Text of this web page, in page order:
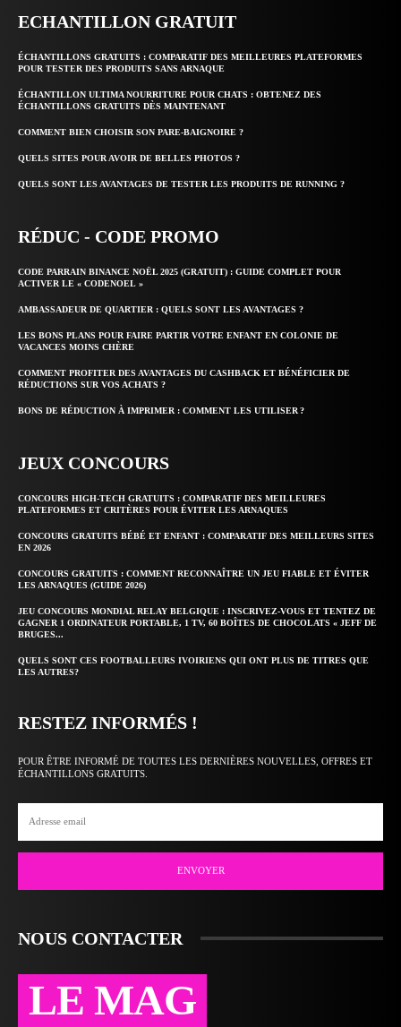
ECHANTILLON GRATUIT
ÉCHANTILLONS GRATUITS : COMPARATIF DES MEILLEURES PLATEFORMES
POUR TESTER DES PRODUITS SANS ARNAQUE
ÉCHANTILLON ULTIMA NOURRITURE POUR CHATS : OBTENEZ DES
ÉCHANTILLONS GRATUITS DÈS MAINTENANT
COMMENT BIEN CHOISIR SON PARE-BAIGNOIRE ?
QUELS SITES POUR AVOIR DE BELLES PHOTOS ?
QUELS SONT LES AVANTAGES DE TESTER LES PRODUITS DE RUNNING ?
RÉDUC - CODE PROMO
CODE PARRAIN BINANCE NOËL 2025 (GRATUIT) : GUIDE COMPLET POUR
ACTIVER LE « CODENOEL »
AMBASSADEUR DE QUARTIER : QUELS SONT LES AVANTAGES ?
LES BONS PLANS POUR FAIRE PARTIR VOTRE ENFANT EN COLONIE DE
VACANCES MOINS CHÈRE
COMMENT PROFITER DES AVANTAGES DU CASHBACK ET BÉNÉFICIER DE
RÉDUCTIONS SUR VOS ACHATS ?
BONS DE RÉDUCTION À IMPRIMER : COMMENT LES UTILISER ?
JEUX CONCOURS
CONCOURS HIGH-TECH GRATUITS : COMPARATIF DES MEILLEURES
PLATEFORMES ET CRITÈRES POUR ÉVITER LES ARNAQUES
CONCOURS GRATUITS BÉBÉ ET ENFANT : COMPARATIF DES MEILLEURS SITES
EN 2026
CONCOURS GRATUITS : COMMENT RECONNAÎTRE UN JEU FIABLE ET ÉVITER
LES ARNAQUES (GUIDE 2026)
JEU CONCOURS MONDIAL RELAY BELGIQUE : INSCRIVEZ-VOUS ET TENTEZ DE
GAGNER 1 ORDINATEUR PORTABLE, 1 TV, 60 BOÎTES DE CHOCOLATS « JEFF DE
BRUGES...
QUELS SONT CES FOOTBALLEURS IVOIRIENS QUI ONT PLUS DE TITRES QUE
LES AUTRES?
RESTEZ INFORMÉS !
POUR ÊTRE INFORMÉ DE TOUTES LES DERNIÈRES NOUVELLES, OFFRES ET
ÉCHANTILLONS GRATUITS.
ENVOYER
NOUS CONTACTER
LE MAG